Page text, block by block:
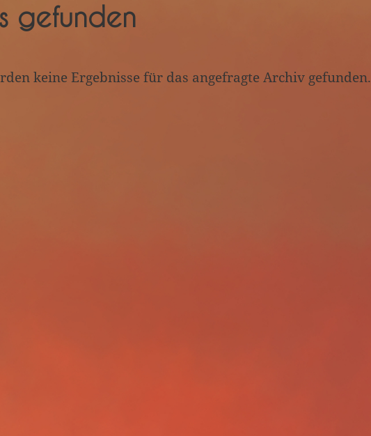
gefunden
keine Ergebnisse für das angefragte Archiv gefunden.